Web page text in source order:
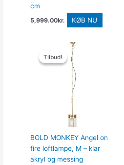
cm
5,999.00kr. KØB NU
Tilbud!
Tilbud!
BOLD MONKEY Angel on
fire loftlampe, M – klar
akryl og messing
Den
oprindelige
pris
var:
1,779.00kr..